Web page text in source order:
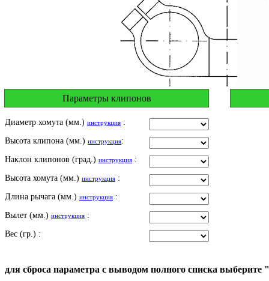
Параметры клипонов
Диаметр хомута (мм.) инструкция :
Высота клипона (мм.) инструкция:
Наклон клипонов (град.) инструкция :
Высота хомута (мм.) инструкция :
Длина рычага (мм.) инструкция :
Вылет (мм.) инструкция :
Вес (гр.) :
для сброса параметра с выводом полного списка